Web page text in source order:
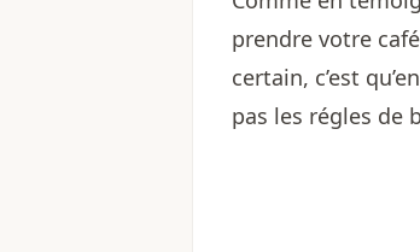
prendre votre
certain, c’est
pas les régles de